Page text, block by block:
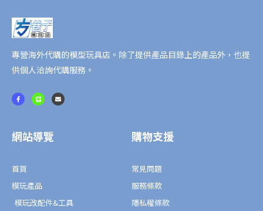
FESTIVAL
2024]
數
量
專營海外代購的模型玩具店。除了提供產品目錄上的產品外，也提
供個人洽詢代購服務。
F
a
c
k
-
L
i
n
E
n
v
網站導覽
首頁
模玩產品
模玩改配件&工具
購物支援
常見問題
服務條款
隱私權條款